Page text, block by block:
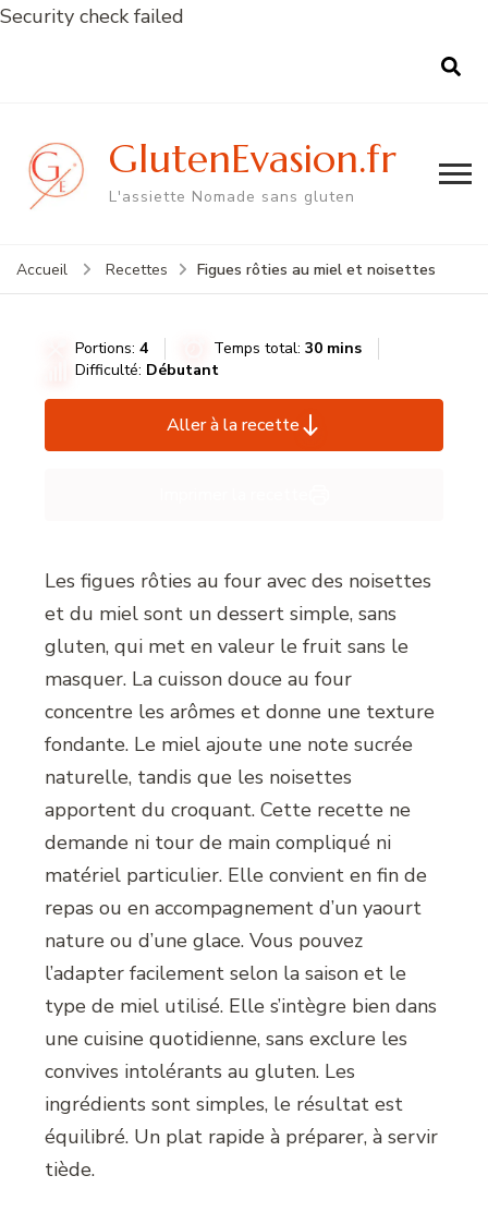
Security check failed
GlutenEvasion.fr
L'assiette Nomade sans gluten
Accueil Recettes Figues rôties au miel et noisettes
Portions:4 Temps total:30 mins
Difficulté: Débutant
Aller à la recette
Les figues rôties au four avec des noisettes
et du miel sont un dessert simple, sans
gluten, qui met en valeur le fruit sans le
masquer. La cuisson douce au four
concentre les arômes et donne une texture
fondante. Le miel ajoute une note sucrée
naturelle, tandis que les noisettes
apportent du croquant. Cette recette ne
demande ni tour de main compliqué ni
matériel particulier. Elle convient en fin de
repas ou en accompagnement d’un yaourt
nature ou d’une glace. Vous pouvez
l’adapter facilement selon la saison et le
type de miel utilisé. Elle s’intègre bien dans
une cuisine quotidienne, sans exclure les
convives intolérants au gluten. Les
ingrédients sont simples, le résultat est
équilibré. Un plat rapide à préparer, à servir
tiède.